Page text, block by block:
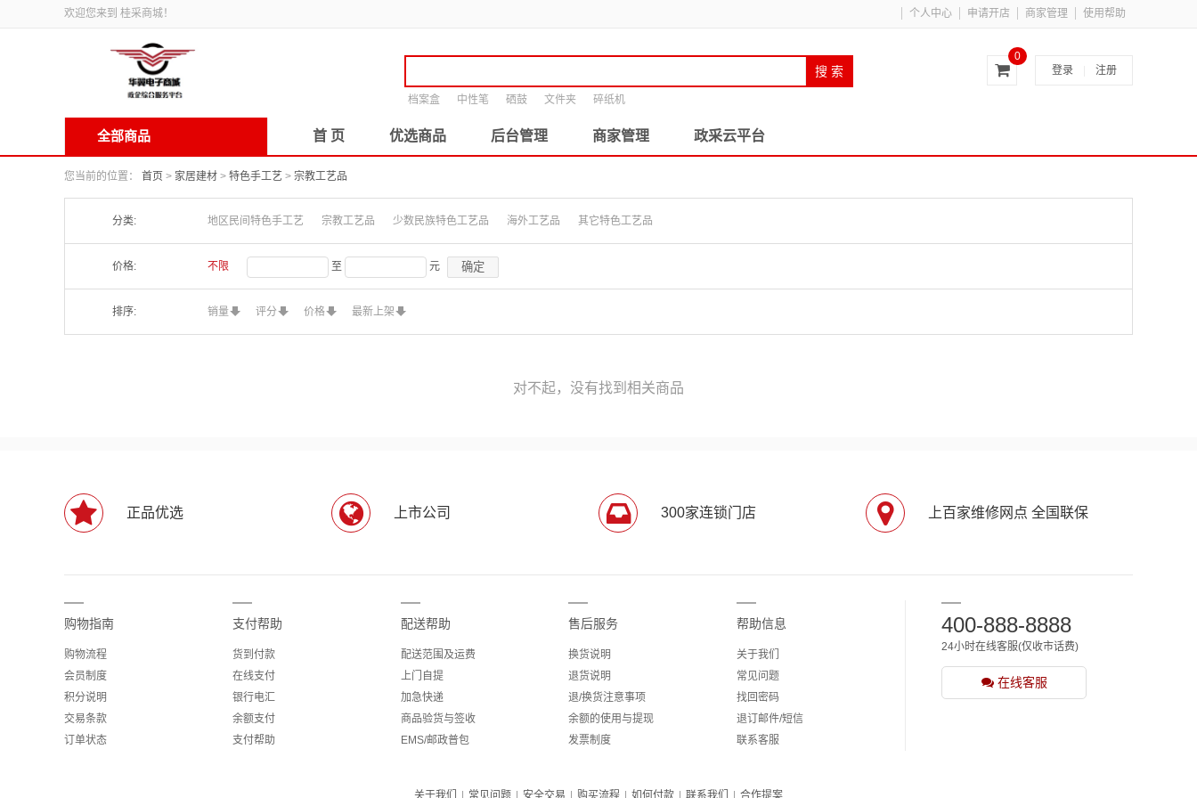
欢迎您来到 桂采商城！ 个人中心 申请开店 商家管理 使用帮助
登录 注册
0
搜 索
档案盒 中性笔 硒鼓 文件夹 碎纸机
全部商品 首 页 优选商品 后台管理 商家管理 政采云平台
您当前的位置： 首页 > 家居建材 > 特色手工艺 > 宗教工艺品
分类: 地区民间特色手工艺 宗教工艺品 少数民族特色工艺品 海外工艺品 其它特色工艺品
价格: 不限 至 元 确定
排序: 销量 评分 价格 最新上架
对不起，没有找到相关商品
正品优选 上市公司 300家连锁门店 上百家维修网点 全国联保
购物指南
购物流程
会员制度
积分说明
交易条款
订单状态
支付帮助
货到付款
在线支付
银行电汇
余额支付
支付帮助
配送帮助
配送范围及运费
上门自提
加急快递
商品验货与签收
EMS/邮政普包
售后服务
换货说明
退货说明
退/换货注意事项
余额的使用与提现
发票制度
帮助信息
关于我们
常见问题
找回密码
退订邮件/短信
联系客服
400-888-8888
24小时在线客服(仅收市话费)
在线客服
关于我们 常见问题 安全交易 购买流程 如何付款 联系我们 合作提案